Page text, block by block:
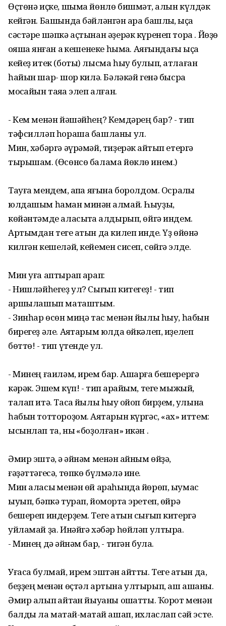
Өҫтөнә иҫке, шыма йөнлө бишмәт, ҡалын күлдәк
кейгән. Башында бәйләнгән ҡара башлыҡ, ҡыҫҡа
сәстәре шәпкә аҫтынан әҙерәк күренеп тора . Йөҙө
ҡояшҡа янған аҡ кешенеке һымаҡ. Аяғындағы ҡыҫҡа
кейеҙ итек (боты) лысма һыу булып, атлаған
һайын шарҡ- шорҡ килә. Бәләкәй генә бысраҡ
моҡсайын таяҡҡа элеп алған.
- Кем менән йәшәйһең? Кемдәрең бар? - тип
тәфсилләп һораша башланы ул.
Мин, хәбәргә әүрәмәй, тиҙерәк ҡайтып етергә
тырышам. (Өсөнсө балама йөклө инем.)
Тауға мендем, ҡапҡа яғына боролдом. Осраҡлы
юлдашым һаман минән ҡалмай. Һыуҙы,
көйәнтәмде аласыҡта ҡалдырып, өйгә индем.
Артымдан теге ҡатын да килеп инде. Үҙ өйөнә
килгән кешеләй, кейемен сисеп, сөйгә элде.
Мин уға аптырап ҡарап:
- Нишләйһегеҙ ул? Сығып китегеҙ! - тип
ҡаршылашып маташтым.
- Зинһар өсөн миңә тас менән йылы һыу, һабын
бирегеҙ әле. Аяҡтарым юлда өйкәлеп, иҙелеп
бөттө! - тип үтенде ул.
- Минең ғаиләм, ирем бар. Ашарға бешерергә
кәрәк. Эшем күп! - тип ҡарайым, теге мыжый,
талап итә. Тасҡа йылы һыу ҡойоп бирҙем, ҡулына
һабын тоттороҙом. Аяҡтарын күргәс, «ах» иттем:
ысынлап та, ныҡ «боҙолған» икән .
Әмир эштә, ә ҡәйнәм менән ҡайным өйҙә,
ғәҙәттәгесә, төпкө бүлмәлә ине.
Мин аласыҡ менән өй араһында йөрөп, ыумас
ыуып, бәпкә турап, йомортҡа эретеп, өйрә
бешереп индерҙем. Теге ҡатын сығып китергә
уйламай ҙа. Инәйгә хәбәр һөйләп ултыра.
- Минең дә ҡәйнәм бар, - тигән була.
Уғаса булмай, ирем эштән ҡайтты. Теге ҡатын да,
беҙҙең менән өҫтәл артына ултырып, аш ашаны.
Әмир алып ҡайтҡан йыуаны оҡшатты. Ҡорот менән
балды ла маҡтай-маҡтай ашап, ихласлап сәй эсте.